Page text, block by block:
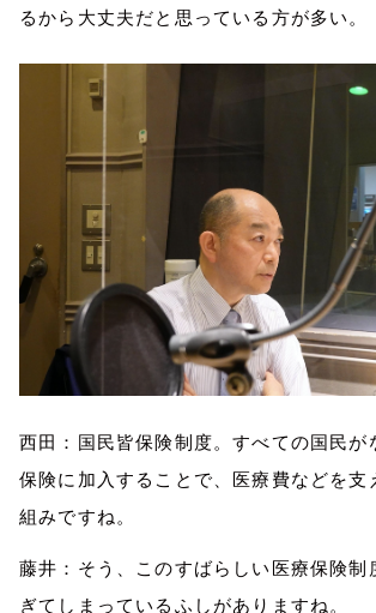
るから大丈夫だと思っている 方が多い 。
西田：国民皆保険制度。すべての国民が
保険に加入することで、医療費などを支
組みですね。
藤井：そう、 このすばらしい医療保険制
ぎてしまっているふしがありますね 。